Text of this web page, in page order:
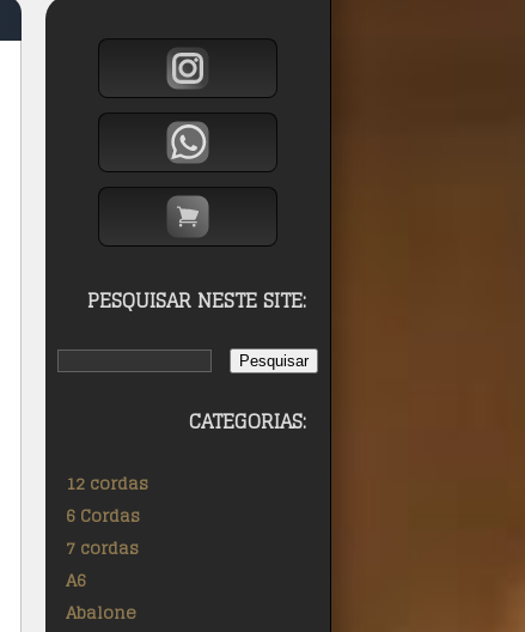
PESQUISAR NESTE SITE:
CATEGORIAS:
12 cordas
6 Cordas
7 cordas
A6
Abalone